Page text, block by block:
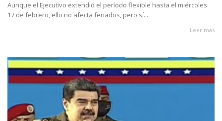
Aunque el Ejecutivo extendió el período flexible hasta el miércoles
17 de febrero, ello no afecta feriados, pero sí...
Leer más